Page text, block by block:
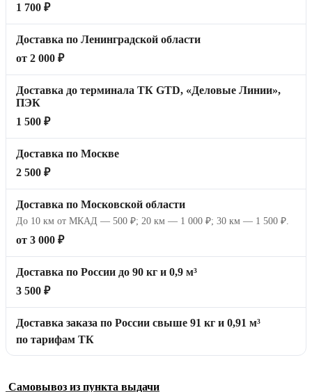
1 700 ₽
Доставка по Ленинградской области
от 2 000 ₽
Доставка до терминала ТК GTD, «Деловые Линии»,
ПЭК
1 500 ₽
Доставка по Москве
2 500 ₽
Доставка по Московской области
До 10 км от МКАД — 500 ₽; 20 км — 1 000 ₽; 30 км — 1 500 ₽.
от 3 000 ₽
Доставка по России до 90 кг и 0,9 м³
3 500 ₽
Доставка заказа по России свыше 91 кг и 0,91 м³
по тарифам ТК
Самовывоз из пункта выдачи